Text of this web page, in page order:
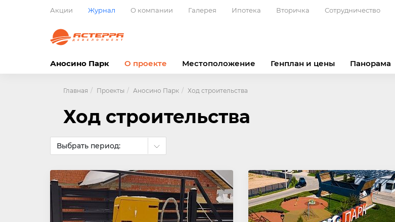
Акции Журнал О компании Галерея Ипотека Вторичка Сотрудничество
Аносино Парк О проекте Местоположение Генплан и цены Панорама
Главная Проекты Аносино Парк Ход строительства
Ход строительства
Выбрать период: